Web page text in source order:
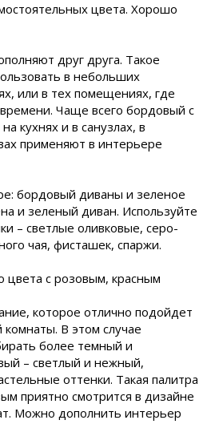
цвета. Хорошо
друг друга. Такое
в небольших
или в тех помещениях, где
Чаще всего бордовый с
кухнях и в санузлах, в
применяют в интерьере
бордовый диваны и зеленое
и зеленый диван. Используйте
– светлые оливковые, серо-
чая, фисташек, спаржи.
цвета с розовым, красным
которое отлично подойдет
В этом случае
более темный и
– светлый и нежный,
оттенки. Такая палитра
приятно смотрится в дизайне
Можно дополнить интерьер